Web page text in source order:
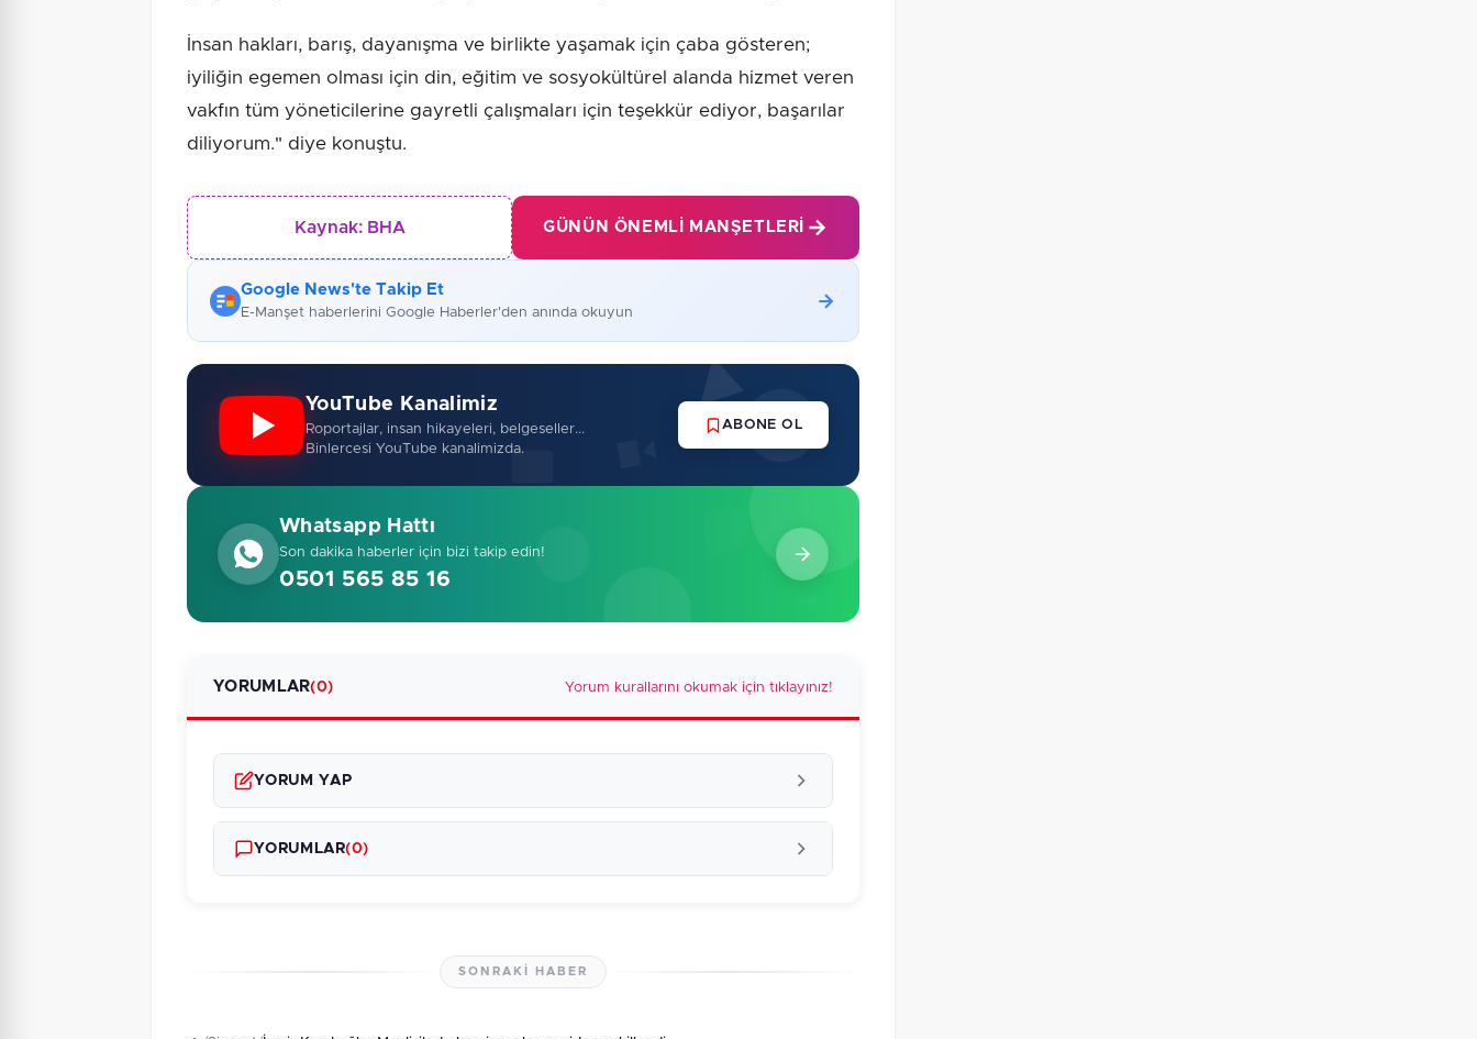
İnsan hakları, barış, dayanışma ve birlikte yaşamak için çaba gösteren;
iyiliğin egemen olması için din, eğitim ve sosyokültürel alanda hizmet veren
vakfın tüm yöneticilerine gayretli çalışmaları için teşekkür ediyor, başarılar
diliyorum." diye konuştu.
Kaynak: BHA GÜNÜN ÖNEMLI MANŞETLERI
Google News'te Takip Et
E-Manşet haberlerini Google Haberler'den anında okuyun
YouTube Kanalimiz
Roportajlar, insan hikayeleri, belgeseller...
Binlercesi YouTube kanalimizda.
ABONE OL
Whatsapp Hattı
Son dakika haberler için bizi takip edin!
0501 565 85 16
YORUMLAR(0) Yorum kurallarını okumak için tıklayınız!
YORUM YAP
YORUMLAR(0)
SONRAKI HABER